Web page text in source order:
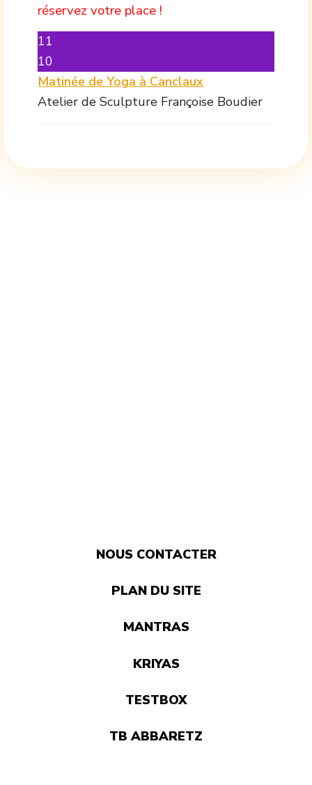
réservez votre place !
11
10
Matinée de Yoga à Canclaux
Atelier de Sculpture Françoise Boudier
NOUS CONTACTER
PLAN DU SITE
MANTRAS
KRIYAS
TESTBOX
TB ABBARETZ